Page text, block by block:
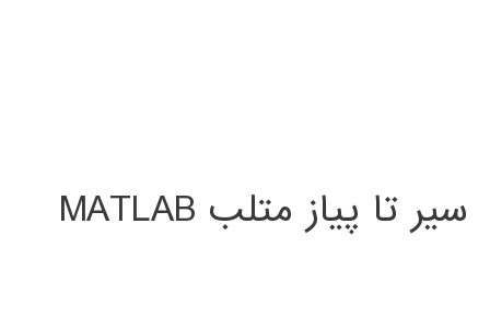
سیر تا پیاز متلب MATLAB